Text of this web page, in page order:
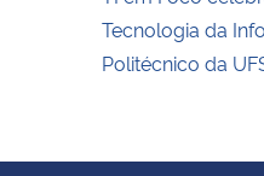
Tecnologia da
Politécnico da